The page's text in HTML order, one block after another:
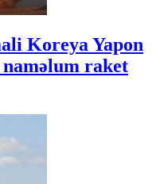
Koreya Yapon
raket